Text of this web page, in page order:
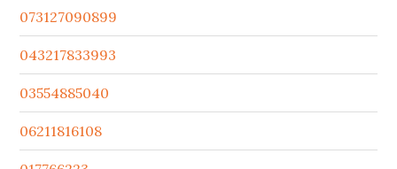
073127090899
043217833993
03554885040
06211816108